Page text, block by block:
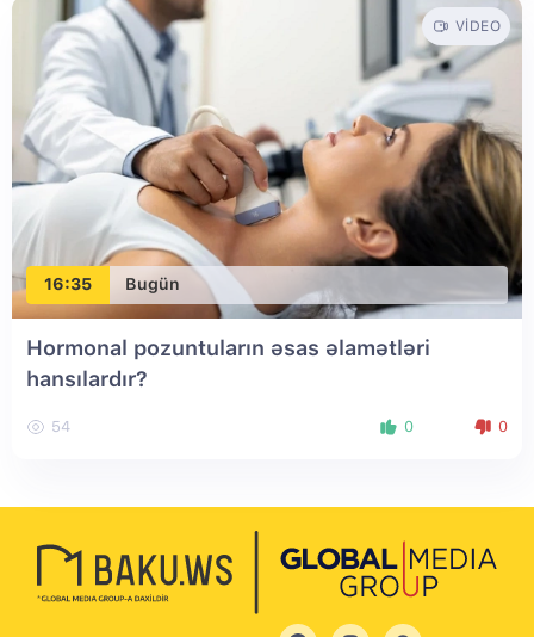
16:35 Bugün
VIDEO
Hormonal pozuntuların əsas əlamətləri
hansılardır?
54 0 0